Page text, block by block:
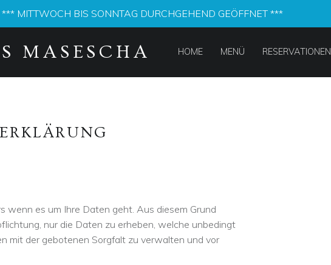
*** MITTWOCH BIS SONNTAG DURCHGEHEND GEÖFFNET ***
MASESCHA
PRIMARY MENU
HOME MENÜ RESERVATIONEN
wenn es um Ihre Daten geht. Aus diesem Grund
nur die Daten zu erheben, welche unbedingt
mit der gebotenen Sorgfalt zu verwalten und vor